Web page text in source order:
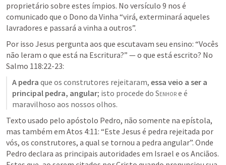
proprietário sobre estes ímpios. No versículo 9 nos é
comunicado que o Dono da Vinha “virá, exterminará aqueles
lavradores e passará a vinha a outros”.
Por isso Jesus pergunta aos que escutavam seu ensino: “Vocês
Salmo 118:22-23:
A pedra que os construtores rejeitaram, essa veio a ser a
principal pedra, angular; isto procede do Senhor e é
maravilhoso aos nossos olhos.
Texto usado pelo apóstolo Pedro, não somente na epístola,
mas também em Atos 4:11: “Este Jesus é pedra rejeitada por
vós, os construtores, a qual se tornou a pedra angular”. Onde
Pedro declara as principais autoridades em Israel e os Anciãos.